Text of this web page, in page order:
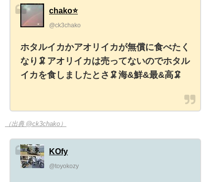
chako⭐️
@ck3chako
ホタルイカかアオリイカが無償に食べたく
なり🦑アオリイカは売ってないのでホタル
イカを食しましたとさ🦑海&鮮&最&高🦑
（出典 @ck3chako）
KOfy
@toyokozy